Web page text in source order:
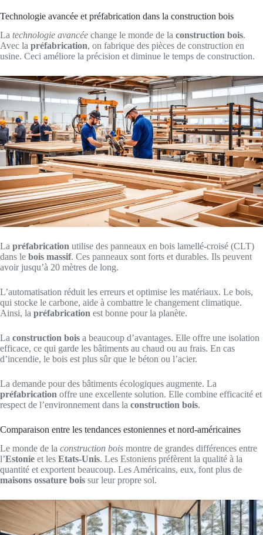
Technologie avancée et préfabrication dans la construction bois
La technologie avancée change le monde de la construction bois.
Avec la préfabrication, on fabrique des pièces de construction en
usine. Ceci améliore la précision et diminue le temps de construction.
La préfabrication utilise des panneaux en bois lamellé-croisé (CLT)
dans le bois massif. Ces panneaux sont forts et durables. Ils peuvent
avoir jusqu’à 20 mètres de long.
L’automatisation réduit les erreurs et optimise les matériaux. Le bois,
qui stocke le carbone, aide à combattre le changement climatique.
Ainsi, la préfabrication est bonne pour la planète.
La construction bois a beaucoup d’avantages. Elle offre une isolation
efficace, ce qui garde les bâtiments au chaud ou au frais. En cas
d’incendie, le bois est plus sûr que le béton ou l’acier.
La demande pour des bâtiments écologiques augmente. La
préfabrication offre une excellente solution. Elle combine efficacité et
respect de l’environnement dans la construction bois.
Comparaison entre les tendances estoniennes et nord-américaines
Le monde de la construction bois montre de grandes différences entre
l’Estonie et les Etats-Unis. Les Estoniens préfèrent la qualité à la
quantité et exportent beaucoup. Les Américains, eux, font plus de
maisons ossature bois sur leur propre sol.